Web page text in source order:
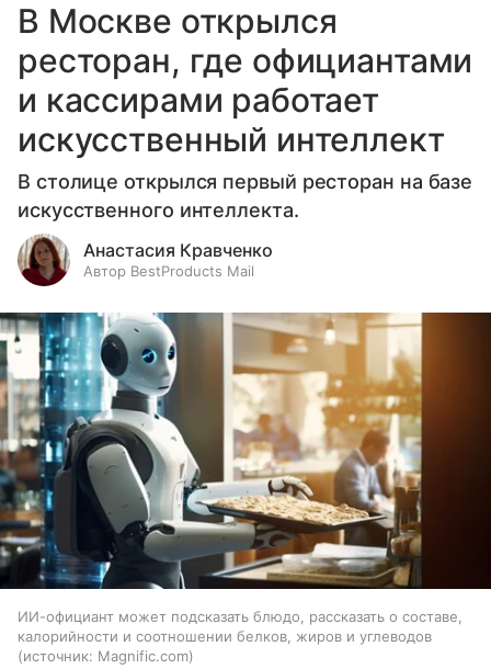
В Москве открылся
ресторан, где официантами
и кассирами работает
искусственный интеллект
В столице открылся первый ресторан на базе
искусственного интеллекта.
Анастасия Кравченко
Автор BestProducts Mail
ИИ-официант может подсказать блюдо, рассказать о составе,
калорийности и соотношении белков, жиров и углеводов
источник: Magnific.com